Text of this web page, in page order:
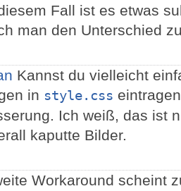
Fall ist es etwas
man den Unterschied
Kannst du vielleicht
in style.css
Ich weiß, das ist
kaputte Bilder.
Workaround scheint